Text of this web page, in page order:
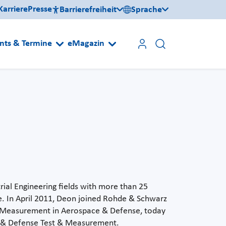
Presse Barrierefreiheit Sprache
& Termine eMagazin
Engineering fields with more than 25
April 2011, Deon joined Rohde & Schwarz
in Aerospace & Defense, today
Defense Test & Measurement.